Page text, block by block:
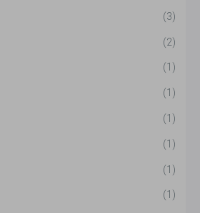
(3)
(2)
(1)
(1)
(1)
(1)
(1)
(1)